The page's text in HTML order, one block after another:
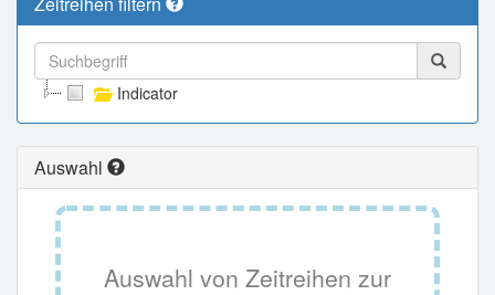
Indicator
Auswahl
Auswahl von Zeitreihen zur